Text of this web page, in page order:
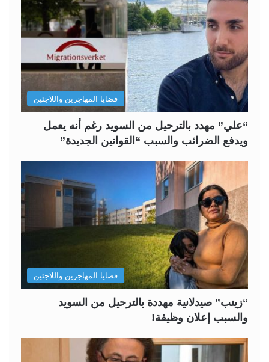
قضايا المهاجرين واللاجئين
“علي” مهدد بالترحيل من السويد رغم أنه يعمل
ويدفع الضرائب والسبب “القوانين الجديدة”
قضايا المهاجرين واللاجئين
“زينب” صيدلانية مهددة بالترحيل من السويد
والسبب إعلان وظيفة!